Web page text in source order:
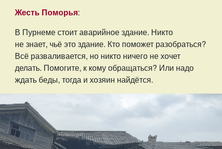
Жесть Поморья:
В Пурнеме стоит аварийное здание. Никто
не знает, чьё это здание. Кто поможет разобраться?
Всё разваливается, но никто ничего не хочет
делать. Помогите, к кому обращаться? Или надо
ждать беды, тогда и хозяин найдётся.